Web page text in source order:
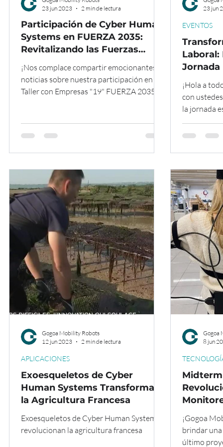
Participación de Cyber Human
Systems en FUERZA 2035:
Revitalizando las Fuerzas
Militares con Innovación en
Inteligencia Artificial y
Robótica
¡Nos complace compartir emocionantes
noticias sobre nuestra participación en el
Taller con Empresas "19" FUERZA 2035 -
23 jun 2023
2 min de lectura
Laboral:
Jornada
¡Hola a
con
la jornada
que tuvo
EVENTOS
23 jun
Exoesqueletos de Cyber
Human Systems Transforman
la Agricultura Francesa
Exoesqueletos de Cyber Human Systems
revolucionan la agricultura francesa
APLICACIONES
Gogoa Mobility Robots
12 jun 2023
2 min de lectura
¡Gogoa
brindar
último
Gogoa
8 jun